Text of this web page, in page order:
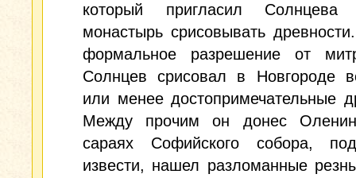
который пригласил
монастырь срисовывать
формальное разрешение от
Солнцев срисовал в Новгороде
или менее достопримечательные
Между прочим он донес
сараях Софийского собора,
извести, нашел разломанные